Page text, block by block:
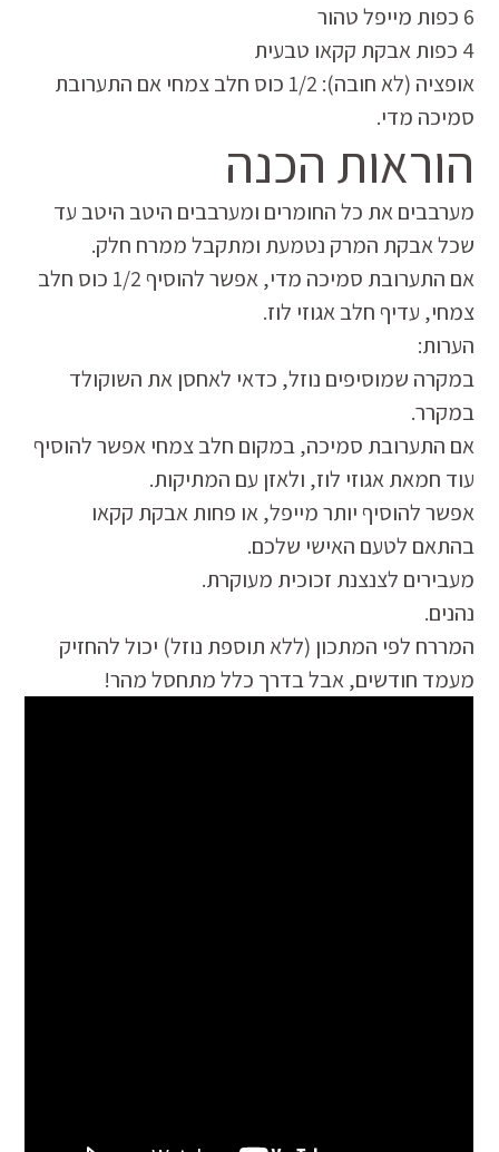
6 כפות מייפל טהור
4 כפות אבקת קקאו טבעית
אופציה (לא חובה): 1/2 כוס חלב צמחי אם התערובת
סמיכה מדי.
הוראות הכנה
מערבבים את כל החומרים ומערבבים היטב היטב עד
שכל אבקת המרק נטמעת ומתקבל ממרח חלק.
אם התערובת סמיכה מדי, אפשר להוסיף 1/2 כוס חלב
צמחי, עדיף חלב אגוזי לוז.
הערות:
במקרה שמוסיפים נוזל, כדאי לאחסן את השוקולד
במקרר.
אם התערובת סמיכה, במקום חלב צמחי אפשר להוסיף
עוד חמאת אגוזי לוז, ולאזן עם המתיקות.
אפשר להוסיף יותר מייפל, או פחות אבקת קקאו
בהתאם לטעם האישי שלכם.
מעבירים לצנצנת זכוכית מעוקרת.
נהנים.
המררח לפי המתכון (ללא תוספת נוזל) יכול להחזיק
מעמד חודשים, אבל בדרך כלל מתחסל מהר!